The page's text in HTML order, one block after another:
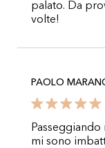
palato. Da
volte!
PAOLO
mi sono